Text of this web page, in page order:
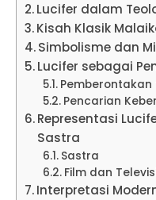
Lucifer dalam
Kisah Klasik
Simbolisme dan
Lucifer sebagai
Pencarian
Representasi
Sastra
Sastra
Film dan
Interpretasi